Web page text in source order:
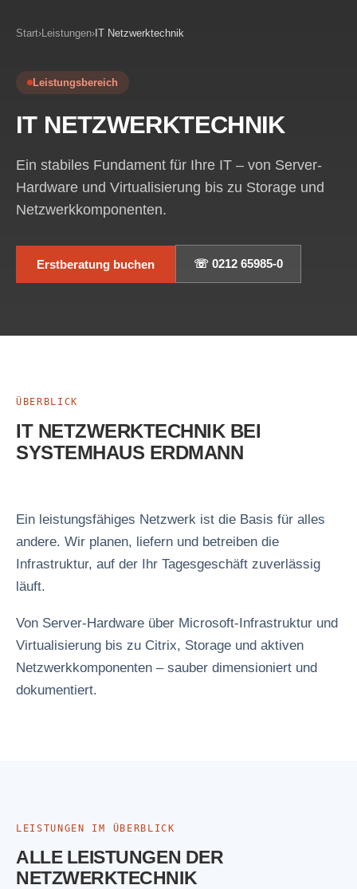
Start›Leistungen› IT Netzwerktechnik
Leistungsbereich
IT NETZWERKTECHNIK
Ein stabiles Fundament für Ihre IT – von Server-
Hardware und Virtualisierung bis zu Storage und
Netzwerkkomponenten.
Erstberatung buchen ☏ 0212 65985-0
ÜBERBLICK
IT NETZWERKTECHNIK BEI
SYSTEMHAUS ERDMANN
Ein leistungsfähiges Netzwerk ist die Basis für alles
andere. Wir planen, liefern und betreiben die
Infrastruktur, auf der Ihr Tagesgeschäft zuverlässig
läuft.
Von Server-Hardware über Microsoft-Infrastruktur und
Virtualisierung bis zu Citrix, Storage und aktiven
Netzwerkkomponenten – sauber dimensioniert und
dokumentiert.
LEISTUNGEN IM ÜBERBLICK
ALLE LEISTUNGEN DER
NETZWERKTECHNIK